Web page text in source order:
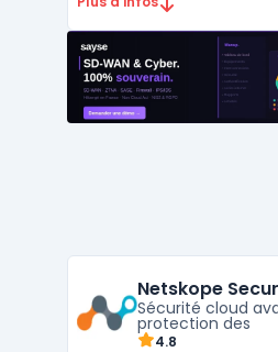
au sein des réseaux, des
applications.Grâce à une
...
Netskope
Sécurité cloud
protection des
4.8